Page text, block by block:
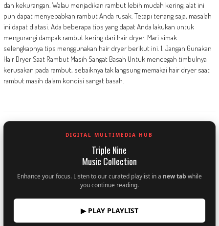
dan kekurangan. Walau menjadikan rambut lebih mudah kering, alat ini
pun dapat menyebabkan rambut Anda rusak. Tetapi tenang saja, masalah
ini dapat diatasi. Ada beberapa tips yang dapat Anda lakukan untuk
mengurangi dampak rambut kering dari hair dryer. Mari simak
selengkapnya tips menggunakan hair dryer berikut ini. 1. Jangan Gunakan
Hair Dryer Saat Rambut Masih Sangat Basah Untuk mencegah timbulnya
kerusakan pada rambut, sebaiknya tak langsung memakai hair dryer saat
rambut masih dalam kondisi sangat basah.
DIGITAL MULTIMEDIA HUB
Triple Nine
Music Collection
Enhance your focus. Listen to our curated playlist in a new tab while
you continue reading.
▶ PLAY PLAYLIST